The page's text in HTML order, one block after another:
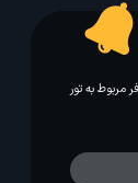
مربوط به تور